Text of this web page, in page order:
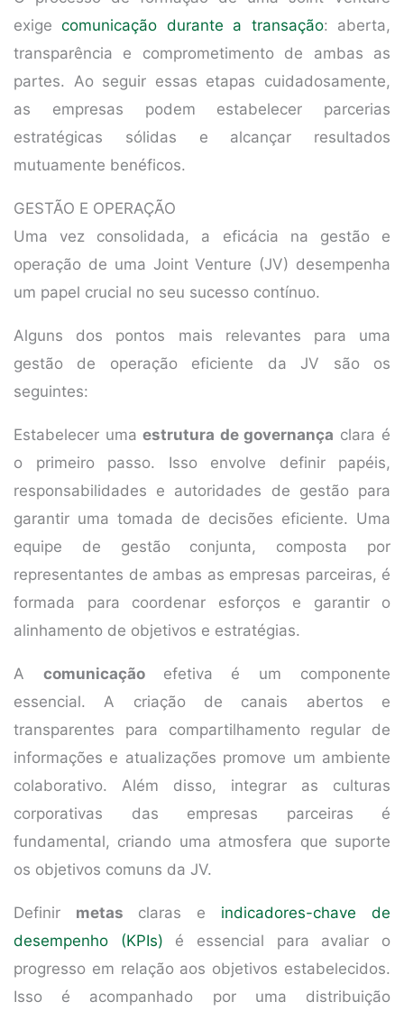
exigecomunicação durante a transação: aberta,
transparência e comprometimento de ambas as
partes. Ao seguir essas etapas cuidadosamente,
as empresas podem estabelecer parcerias
estratégicas sólidas e alcançar resultados
mutuamente benéficos.
GESTÃO E OPERAÇÃO
Uma vez consolidada, a eficácia na gestão e
operação de uma Joint Venture (JV) desempenha
um papel crucial no seu sucesso contínuo.
Alguns dos pontos mais relevantes para uma
gestão de operação eficiente da JV são os
seguintes:
Estabelecer uma estrutura de governança clara é
o primeiro passo. Isso envolve definir papéis,
responsabilidades e autoridades de gestão para
garantir uma tomada de decisões eficiente. Uma
equipe de gestão conjunta, composta por
representantes de ambas as empresas parceiras, é
formada para coordenar esforços e garantir o
alinhamento de objetivos e estratégias.
A comunicação efetiva é um componente
essencial. A criação de canais abertos e
transparentes para compartilhamento regular de
informações e atualizações promove um ambiente
colaborativo. Além disso, integrar as culturas
corporativas das empresas parceiras é
fundamental, criando uma atmosfera que suporte
os objetivos comuns da JV.
Definir metas claras e indicadores-chave de
desempenho (KPIs) é essencial para avaliar o
progresso em relação aos objetivos estabelecidos.
Isso é acompanhado por uma distribuição